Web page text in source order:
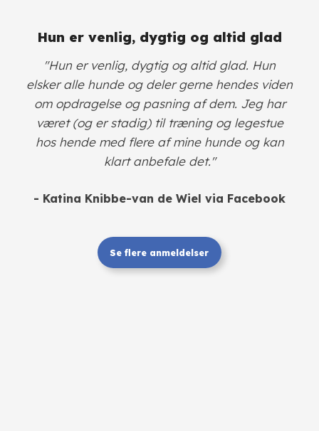
Hun er venlig, dygtig og altid glad
"Hun er venlig, dygtig og altid glad. Hun
elsker alle hunde og deler gerne hendes viden
om opdragelse og pasning af dem. Jeg har
været (og er stadig) til træning og legestue
hos hende med flere af mine hunde og kan
klart anbefale det."
- Katina Knibbe-van de Wiel via Facebook
Se flere anmeldelser​